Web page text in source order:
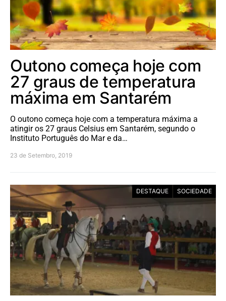
Outono começa hoje com
27 graus de temperatura
máxima em Santarém
O outono começa hoje com a temperatura máxima a
atingir os 27 graus Celsius em Santarém, segundo o
Instituto Português do Mar e da…
23 de Setembro, 2019
DESTAQUE SOCIEDADE